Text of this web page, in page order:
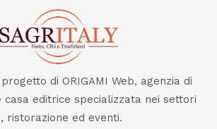
di ORIGAMI Web, agenzia di
casa editrice specializzata nei settori
ristorazione ed eventi.